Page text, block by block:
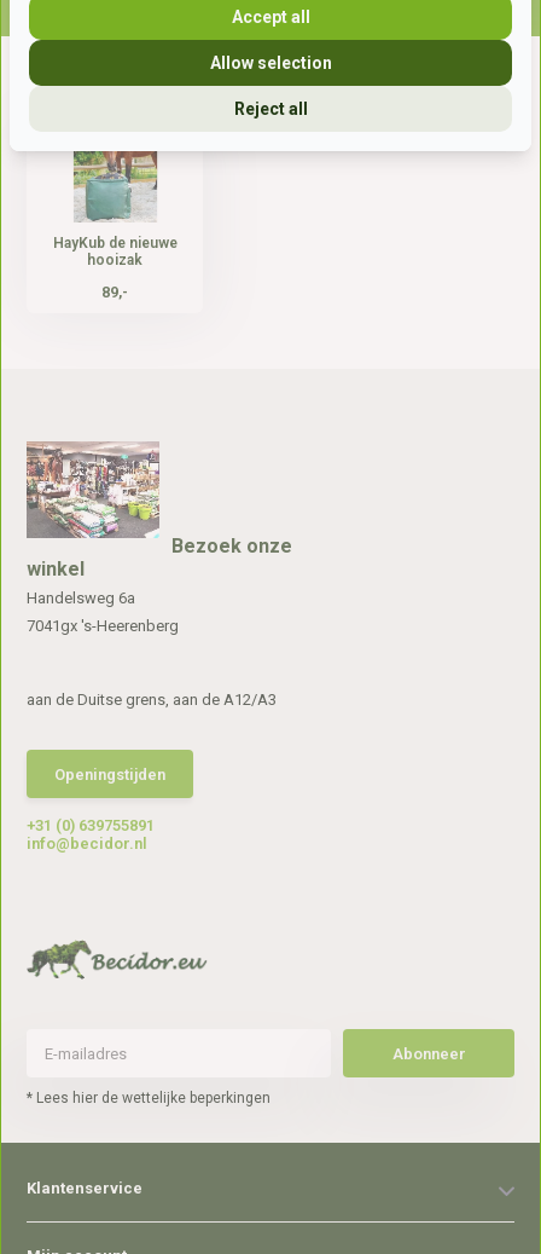
Recent bekeken
HayKub de nieuwe
hooizak
89,-
Bezoek onze
winkel
Handelsweg 6a
7041gx 's-Heerenberg
aan de Duitse grens, aan de A12/A3
Openingstijden
+31 (0) 639755891
info@becidor.nl
Abonneer
* Lees hier de wettelijke beperkingen
Klantenservice
Reject all
Allow selection
Accept all